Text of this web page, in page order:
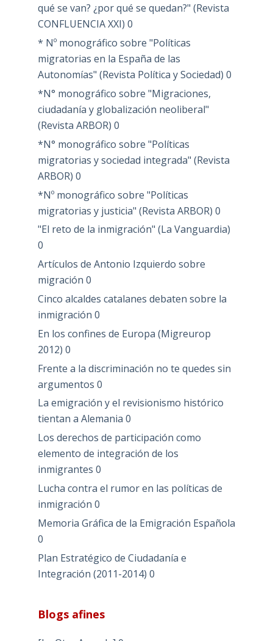
qué se van? ¿por qué se quedan?" (Revista
CONFLUENCIA XXI) 0
* Nº monográfico sobre "Políticas
migratorias en la España de las
Autonomías" (Revista Política y Sociedad) 0
*N° monográfico sobre "Migraciones,
ciudadanía y globalización neoliberal"
(Revista ARBOR) 0
*N° monográfico sobre "Políticas
migratorias y sociedad integrada" (Revista
ARBOR) 0
*Nº monográfico sobre "Políticas
migratorias y justicia" (Revista ARBOR) 0
"El reto de la inmigración" (La Vanguardia)
0
Artículos de Antonio Izquierdo sobre
migración 0
Cinco alcaldes catalanes debaten sobre la
inmigración 0
En los confines de Europa (Migreurop
2012) 0
Frente a la discriminación no te quedes sin
argumentos 0
La emigración y el revisionismo histórico
tientan a Alemania 0
Los derechos de participación como
elemento de integración de los
inmigrantes 0
Lucha contra el rumor en las políticas de
inmigración 0
Memoria Gráfica de la Emigración Española
0
Plan Estratégico de Ciudadanía e
Integración (2011-2014) 0
Blogs afines